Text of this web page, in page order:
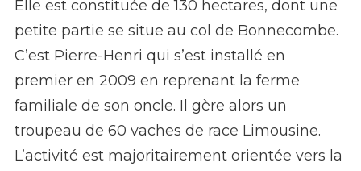
Elle est constituée de 130 hectares, dont une
petite partie se situe au col de Bonnecombe.
C’est Pierre-Henri qui s’est installé en
premier en 2009 en reprenant la ferme
familiale de son oncle. Il gère alors un
troupeau de 60 vaches de race Limousine.
L’activité est majoritairement orientée vers la